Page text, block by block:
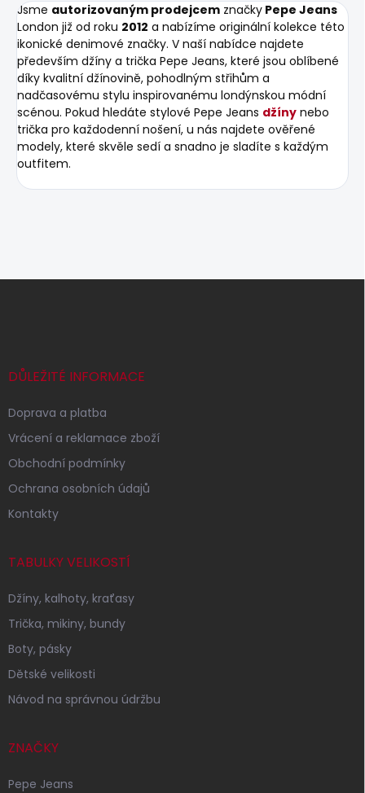
Jsme autorizovaným prodejcem značky Pepe Jeans
London již od roku 2012 a nabízíme originální kolekce této
ikonické denimové značky. V naší nabídce najdete
především džíny a trička Pepe Jeans, které jsou oblíbené
díky kvalitní džínovině, pohodlným střihům a
nadčasovému stylu inspirovanému londýnskou módní
scénou. Pokud hledáte stylové Pepe Jeans džíny nebo
trička pro každodenní nošení, u nás najdete ověřené
modely, které skvěle sedí a snadno je sladíte s každým
outfitem.
Z
DŮLEŽITÉ INFORMACE
Doprava a platba
Vrácení a reklamace zboží
Obchodní podmínky
Ochrana osobních údajů
Kontakty
TABULKY VELIKOSTÍ
Džíny, kalhoty, kraťasy
Trička, mikiny, bundy
Boty, pásky
Dětské velikosti
Návod na správnou údržbu
ZNAČKY
Pepe Jeans